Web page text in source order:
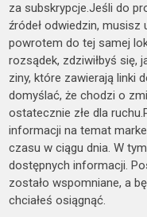
za subskrypcje.Jeśli do
źródeł odwiedzin,
powrotem do tej samej
rozsądek, zdziwiłbyś się,
ziny, które zawierają linki
domyślać, że chodzi o
ostatecznie złe dla
informacji na temat
czasu w ciągu dnia. W
dostępnych informacji.
zostało wspomniane, a
chciałeś osiągnąć.